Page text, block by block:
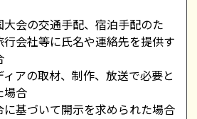
大会の交通手配、宿泊手配のた
行会社等に氏名や連絡先を提供す
ィアの取材、制作、放送で必要と
場合
に基づいて開示を求められた場合